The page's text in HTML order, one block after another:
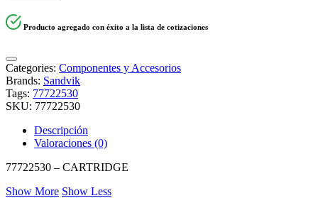
Producto agregado con éxito a la lista de cotizaciones
Categories: Componentes y Accesorios
Brands: Sandvik
Tags: 77722530
SKU: 77722530
Descripción
Valoraciones (0)
77722530 – CARTRIDGE
Show More Show Less